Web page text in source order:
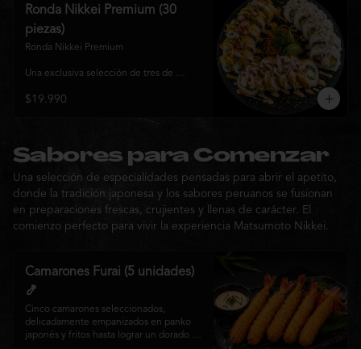
y sabor, ideal para compartir entre 3 y 4
Ronda Nikkei Premium (30
piezas)
Ronda Nikkei Premium
Una exclusiva selección de tres de
elaborados con ingredientes frescos y
pensada para compartir y descubrir la
esencia de Matsumoto Nikkei en cada
bocado.
$19.990
Sabores para Comenzar
Una selección de especialidades pensadas para abrir el apetito,
donde la tradición japonesa y los sabores peruanos se fusionan
en preparaciones frescas, crujientes y llenas de carácter. El
comienzo perfecto para vivir la experiencia Matsumoto Nikkei.
Camarones Furai (5 unidades)
🍤
Cinco camarones seleccionados,
delicadamente empanizados en panko
japonés y fritos hasta lograr un dorado